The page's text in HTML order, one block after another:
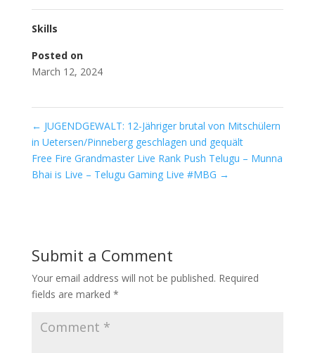
Skills
Posted on
March 12, 2024
← JUGENDGEWALT: 12-Jähriger brutal von Mitschülern
in Uetersen/Pinneberg geschlagen und gequält
Free Fire Grandmaster Live Rank Push Telugu – Munna
Bhai is Live – Telugu Gaming Live #MBG →
Submit a Comment
Your email address will not be published. Required
fields are marked *